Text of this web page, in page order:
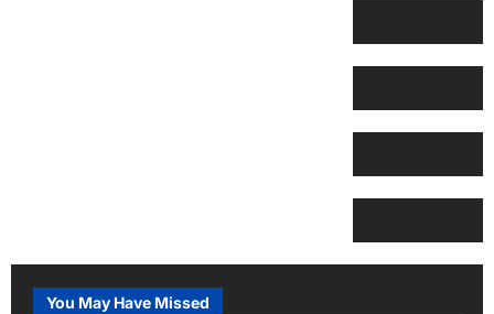
You May Have Missed